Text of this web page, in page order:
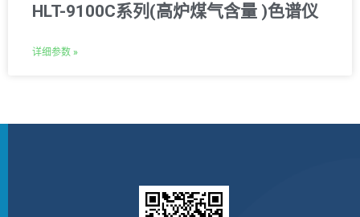
HLT-9100C系列(高炉煤气含量 )色谱仪
详细参数 »